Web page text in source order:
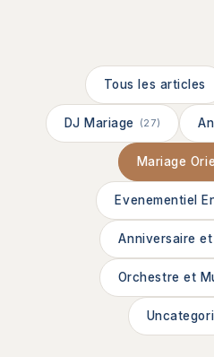
Tous les articles
DJ Mariage (27)
Mariage
Evenementiel
Anniversaire
Orchestre et